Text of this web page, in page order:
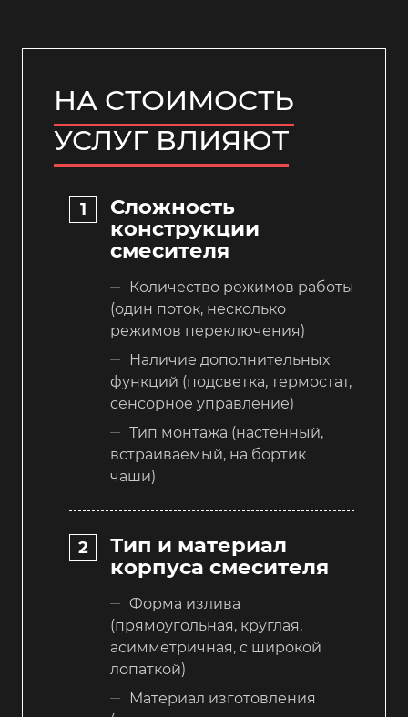
НА СТОИМОСТЬ
УСЛУГ ВЛИЯЮТ
Сложность
конструкции
смесителя
Количество режимов работы
(один поток, несколько
режимов переключения)
Наличие дополнительных
функций (подсветка, термостат,
сенсорное управление)
Тип монтажа (настенный,
встраиваемый, на бортик
чаши)
Тип и материал
корпуса смесителя
Форма излива
(прямоугольная, круглая,
асимметричная, с широкой
лопаткой)
Материал изготовления